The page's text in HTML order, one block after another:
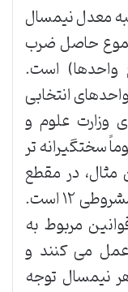
معدل نیمسال
حاصل ضرب
واحدها) است.
انتخابی
وزارت علوم و
سختگیرانه تر
مثال، در مقطع
کارشناسی، حداقل معدل برای عدم مشروطی ۱۲ است.
مربوط به
می کنند و
نیمسال توجه